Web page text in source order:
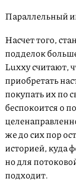
Параллельный
Насчет того,
подделок
Luxxy считают,
приобретать
покупать их по
беспокоится о
же до сих пор
историей, куда
но для
подходит.